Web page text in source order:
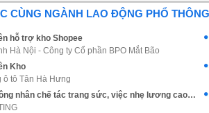
CÙNG NGÀNH LAO ĐỘNG PHỔ THÔNG
hỗ trợ kho Shopee
Hà Nội - Công ty Cổ phần BPO Mắt Bão
Kho
ô tô Tân Hà Hưng
Tuyển công nhân chế tác trang sức, việc nhẹ lương cao ổn định